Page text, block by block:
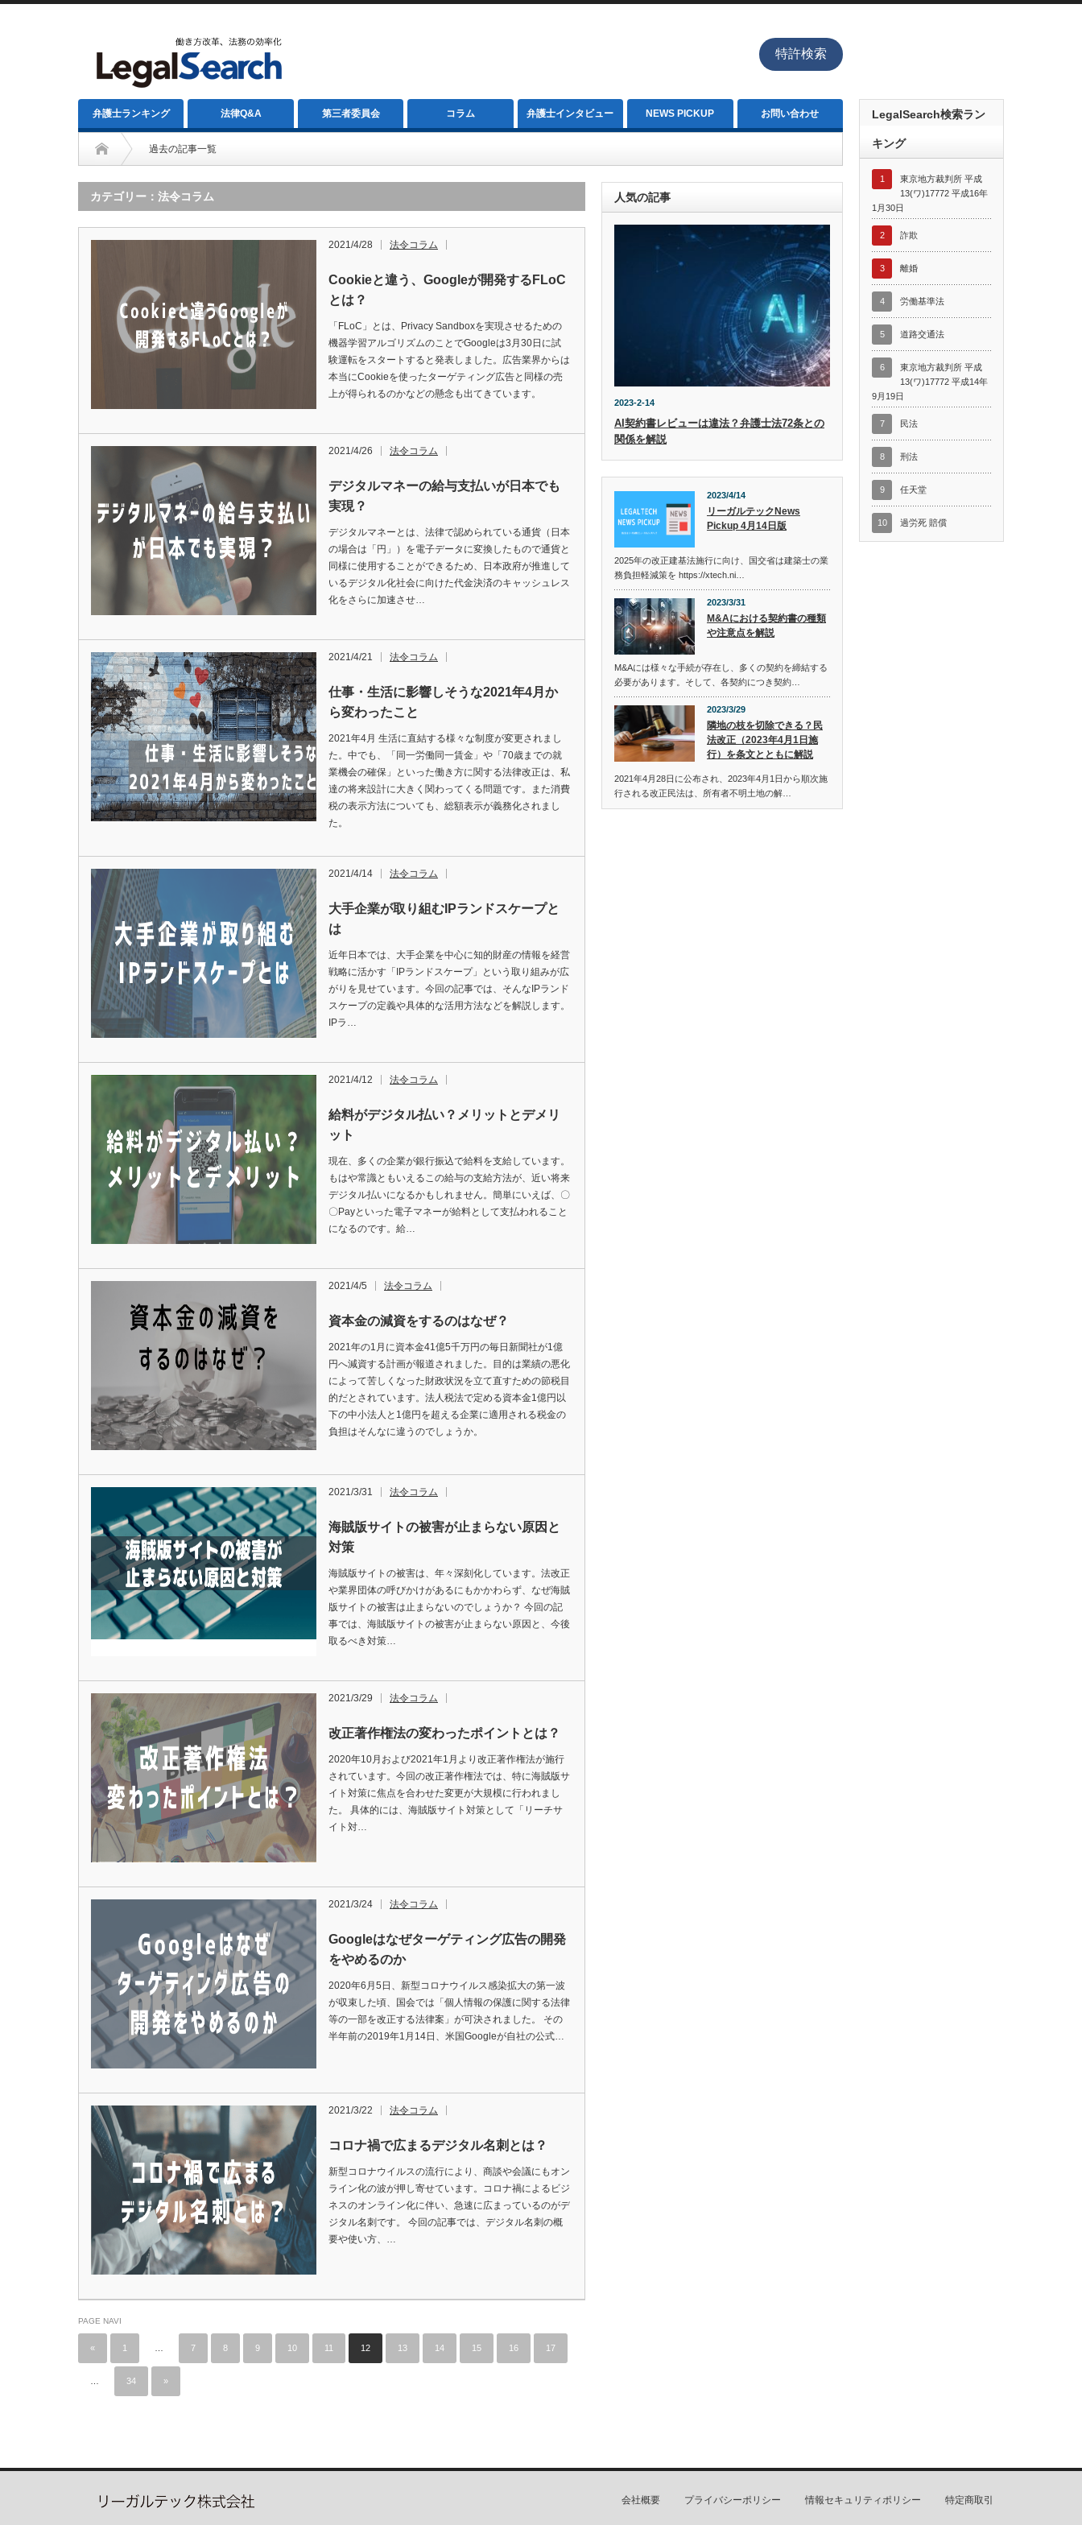
特許検索
弁護士ランキング 法律Q&A 第三者委員会 コラム 弁護士インタビュー NEWS PICKUP お問い合わせ
過去の記事一覧
カテゴリー：法令コラム
2021/4/28 法令コラム
Cookieと違う、Googleが開発するFLoC
とは？
「FLoC」とは、Privacy Sandboxを実現させるための
機器学習アルゴリズムのことでGoogleは3月30日に試
験運転をスタートすると発表しました。広告業界からは
本当にCookieを使ったターゲティング広告と同様の売
上が得られるのかなどの懸念も出てきています。
2021/4/26 法令コラム
デジタルマネーの給与支払いが日本でも
実現？
デジタルマネーとは、法律で認められている通貨（日本
の場合は「円」）を電子データに変換したもので通貨と
同様に使用することができるため、日本政府が推進して
いるデジタル化社会に向けた代金決済のキャッシュレス
化をさらに加速させ…
2021/4/21 法令コラム
仕事・生活に影響しそうな2021年4月か
ら変わったこと
2021年4月 生活に直結する様々な制度が変更されまし
た。中でも、「同一労働同一賃金」や「70歳までの就
業機会の確保」といった働き方に関する法律改正は、私
達の将来設計に大きく関わってくる問題です。また消費
税の表示方法についても、総額表示が義務化されまし
た。
2021/4/14 法令コラム
大手企業が取り組むIPランドスケープと
は
近年日本では、大手企業を中心に知的財産の情報を経営
戦略に活かす「IPランドスケープ」という取り組みが広
がりを見せています。今回の記事では、そんなIPランド
スケープの定義や具体的な活用方法などを解説します。
IPラ…
2021/4/12 法令コラム
給料がデジタル払い？メリットとデメリ
ット
現在、多くの企業が銀行振込で給料を支給しています。
もはや常識ともいえるこの給与の支給方法が、近い将来
デジタル払いになるかもしれません。簡単にいえば、〇
〇Payといった電子マネーが給料として支払われること
になるのです。給…
2021/4/5 法令コラム
資本金の減資をするのはなぜ？
2021年の1月に資本金41億5千万円の毎日新聞社が1億
円へ減資する計画が報道されました。目的は業績の悪化
によって苦しくなった財政状況を立て直すための節税目
的だとされています。法人税法で定める資本金1億円以
下の中小法人と1億円を超える企業に適用される税金の
負担はそんなに違うのでしょうか。
2021/3/31 法令コラム
海賊版サイトの被害が止まらない原因と
対策
海賊版サイトの被害は、年々深刻化しています。法改正
や業界団体の呼びかけがあるにもかかわらず、なぜ海賊
版サイトの被害は止まらないのでしょうか？ 今回の記
事では、海賊版サイトの被害が止まらない原因と、今後
取るべき対策…
2021/3/29 法令コラム
改正著作権法の変わったポイントとは？
2020年10月および2021年1月より改正著作権法が施行
されています。今回の改正著作権法では、特に海賊版サ
イト対策に焦点を合わせた変更が大規模に行われまし
た。 具体的には、海賊版サイト対策として「リーチサ
イト対…
2021/3/24 法令コラム
Googleはなぜターゲティング広告の開発
をやめるのか
2020年6月5日、新型コロナウイルス感染拡大の第一波
が収束した頃、国会では「個人情報の保護に関する法律
等の一部を改正する法律案」が可決されました。 その
半年前の2019年1月14日、米国Googleが自社の公式…
2021/3/22 法令コラム
コロナ禍で広まるデジタル名刺とは？
新型コロナウイルスの流行により、商談や会議にもオン
ライン化の波が押し寄せています。コロナ禍によるビジ
ネスのオンライン化に伴い、急速に広まっているのがデ
ジタル名刺です。 今回の記事では、デジタル名刺の概
要や使い方、…
PAGE NAVI
« 1 7 8 9 10 11 12 13 14 15 16 17
34 »
人気の記事
2023-2-14
AI契約書レビューは違法？弁護士法72条との
関係を解説
2023/4/14
リーガルテックNews
Pickup 4月14日版
2025年の改正建基法施行に向け、国交省は建築士の業
務負担軽減策を https://xtech.ni…
2023/3/31
M&Aにおける契約書の種類
や注意点を解説
M&Aには様々な手続が存在し、多くの契約を締結する
必要があります。そして、各契約につき契約…
2023/3/29
隣地の枝を切除できる？民
法改正（2023年4月1日施
行）を条文とともに解説
2021年4月28日に公布され、2023年4月1日から順次施
行される改正民法は、所有者不明土地の解…
LegalSearch検索ラン
キング
1
東京地方裁判所 平成
13(ワ)17772 平成16年
1月30日
2 詐欺
3 離婚
4 労働基準法
5 道路交通法
6
東京地方裁判所 平成
13(ワ)17772 平成14年
9月19日
7 民法
8 刑法
9 任天堂
10 過労死 賠償
会社概要 プライバシーポリシー 情報セキュリティポリシー 特定商取引